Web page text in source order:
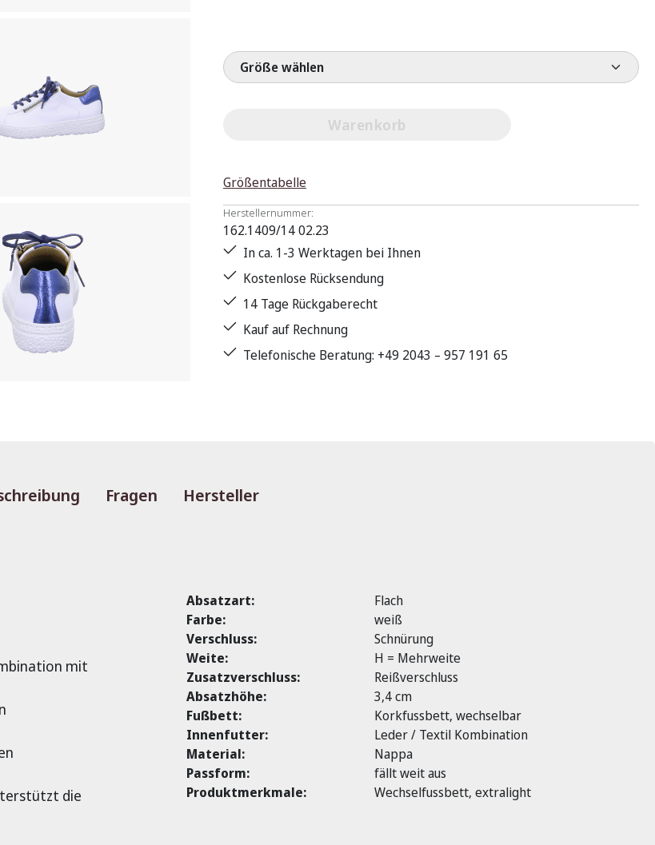
Größe wählen
Warenkorb
Größentabelle
Herstellernummer:
162.1409/14 02.23
In ca. 1-3 Werktagen bei Ihnen
Kostenlose Rücksendung
14 Tage Rückgaberecht
Kauf auf Rechnung
Telefonische Beratung: +49 2043 – 957 191 65
Fragen Hersteller
mit
die
Absatzart:
Flach
Farbe:
weiß
Verschluss:
Schnürung
Weite:
H = Mehrweite
Zusatzverschluss:
Reißverschluss
Absatzhöhe:
3,4 cm
Fußbett:
Korkfussbett, wechselbar
Innenfutter:
Leder / Textil Kombination
Material:
Nappa
Passform:
fällt weit aus
Produktmerkmale:
Wechselfussbett, extralight